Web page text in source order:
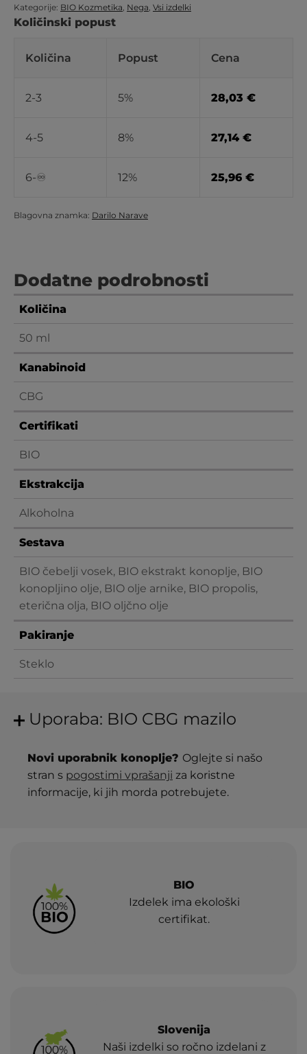
Kategorije: BIO Kozmetika, Nega, Vsi izdelki
Količinski popust
Količina Popust Cena
2-3 5% 28,03 €
4-5 8% 27,14 €
6-♾️ 12% 25,96 €
Blagovna znamka: Darilo Narave
Dodatne podrobnosti
Količina
50 ml
Kanabinoid
CBG
Certifikati
BIO
Ekstrakcija
Alkoholna
Sestava
BIO čebelji vosek, BIO ekstrakt konoplje, BIO
konopljino olje, BIO olje arnike, BIO propolis,
eterična olja, BIO oljčno olje
Pakiranje
Steklo
Uporaba: BIO CBG mazilo
Novi uporabnik konoplje? Oglejte si našo
stran s pogostimi vprašanji za koristne
informacije, ki jih morda potrebujete.
BIO
Izdelek ima ekološki
certifikat.
Slovenija
Naši izdelki so ročno izdelani z